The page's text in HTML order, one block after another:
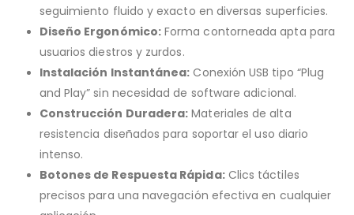
seguimiento fluido y exacto en diversas superficies.
Diseño Ergonómico:Forma contorneada apta para
usuarios diestros y zurdos.
Instalación Instantánea: Conexión USB tipo “Plug
and Play” sin necesidad de software adicional.
Construcción Duradera: Materiales de alta
resistencia diseñados para soportar el uso diario
intenso.
Botones de Respuesta Rápida:Clics táctiles
precisos para una navegación efectiva en cualquier